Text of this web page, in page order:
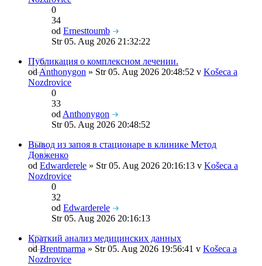
0
34
od Ernesttoumb
Str 05. Aug 2026 21:32:22
Публикация о комплексном лечении.
odAnthonygon » Str 05. Aug 2026 20:48:52 v Košeca a
Nozdrovice
0
33
od Anthonygon
Str 05. Aug 2026 20:48:52
Вывод из запоя в стационаре в клинике Метод
Довженко
od Edwarderele » Str 05. Aug 2026 20:16:13 v Košeca a
Nozdrovice
0
32
od Edwarderele
Str 05. Aug 2026 20:16:13
Краткий анализ медицинских данных
odBrentmarma » Str 05. Aug 2026 19:56:41 v Košeca a
Nozdrovice